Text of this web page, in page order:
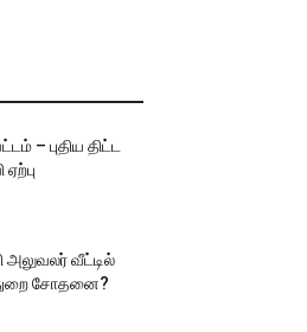
– புதிய திட்ட
அலுவலர் வீட்டில்
சோதனை?